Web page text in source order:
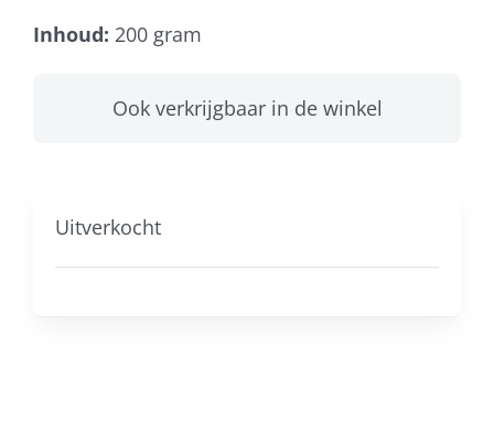
Inhoud: 200 gram
Ook verkrijgbaar in de winkel
Uitverkocht